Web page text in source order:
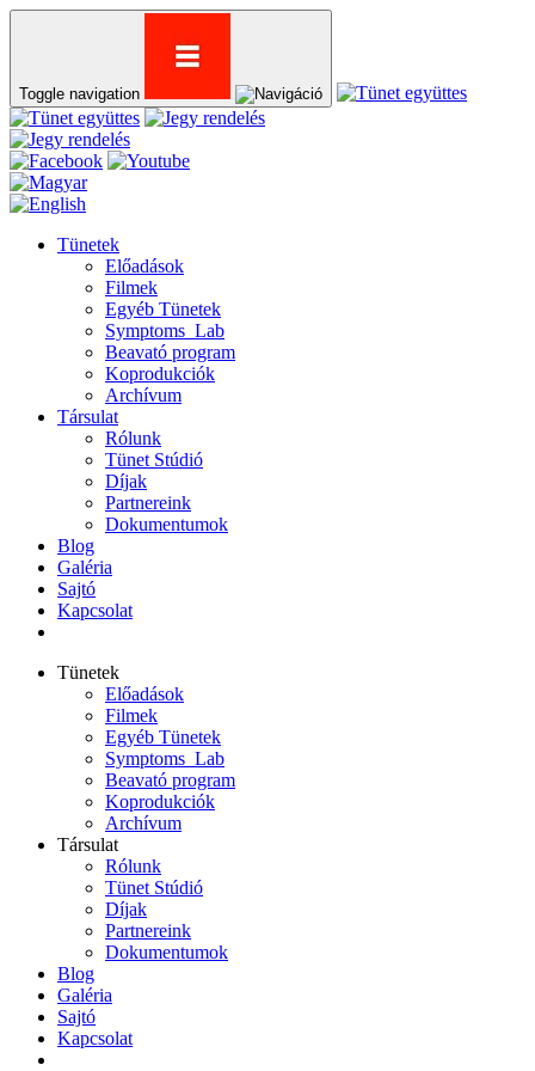
Toggle navigation
Tünetek
Előadások
Filmek
Egyéb Tünetek
Symptoms_Lab
Beavató program
Koprodukciók
Archívum
Társulat
Rólunk
Tünet Stúdió
Díjak
Partnereink
Dokumentumok
Blog
Galéria
Sajtó
Kapcsolat
Tünetek
Előadások
Filmek
Egyéb Tünetek
Symptoms_Lab
Beavató program
Koprodukciók
Archívum
Társulat
Rólunk
Tünet Stúdió
Díjak
Partnereink
Dokumentumok
Blog
Galéria
Sajtó
Kapcsolat